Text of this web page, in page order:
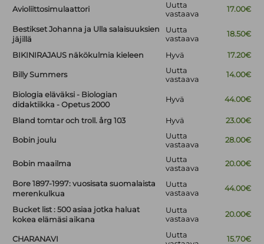
Avioliittosimulaattori
Uutta
vastaava
17.00€
Bestikset Johanna ja Ulla salaisuuksien
jäjillä
Uutta
vastaava
18.50€
BIKINIRAJAUS näkökulmia kieleen Hyvä 17.20€
Billy Summers
Uutta
vastaava
14.00€
Biologia eläväksi - Biologian
didaktiikka - Opetus 2000
Hyvä 44.00€
Bland tomtar och troll. årg 103 Hyvä 23.00€
Bobin joulu
Uutta
vastaava
28.00€
Bobin maailma
Uutta
vastaava
20.00€
Bore 1897-1997: vuosisata suomalaista
merenkulkua
Uutta
vastaava
44.00€
Bucket list : 500 asiaa jotka haluat
kokea elämäsi aikana
Uutta
vastaava
20.00€
CHARANAVI
Uutta
15.70€